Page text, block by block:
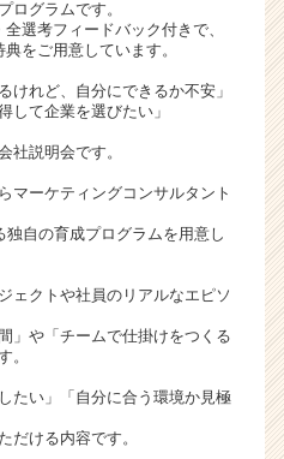
ログラムです。
選考フィードバック付きで、
をご用意しています。
けれど、自分にできるか不安」
して企業を選びたい」
社説明会です。
マーケティングコンサルタント
独自の育成プログラムを用意し
ェクトや社員のリアルなエピソ
」や「チームで仕掛けをつくる
。
たい」「自分に合う環境か見極
だける内容です。